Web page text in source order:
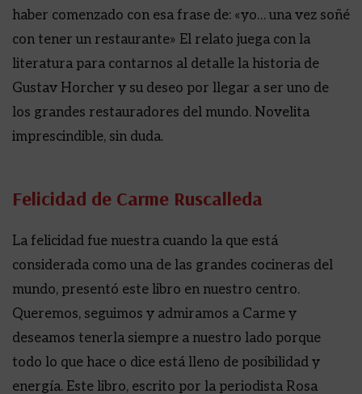
haber comenzado con esa frase de: «yo… una vez soñé
con tener un restaurante» El relato juega con la
literatura para contarnos al detalle la historia de
Gustav Horcher y su deseo por llegar a ser uno de
los grandes restauradores del mundo. Novelita
imprescindible, sin duda.
Felicidad de Carme Ruscalleda
La felicidad fue nuestra cuando la que está
considerada como una de las grandes cocineras del
mundo, presentó este libro en nuestro centro.
Queremos, seguimos y admiramos a Carme y
deseamos tenerla siempre a nuestro lado porque
todo lo que hace o dice está lleno de posibilidad y
energía. Este libro, escrito por la periodista Rosa